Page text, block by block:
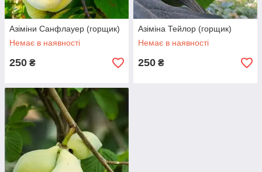
Азіміни Санфлауер (горщик)
Немає в наявності
250 ₴
Азіміна Тейлор (горщик)
Немає в наявності
250 ₴